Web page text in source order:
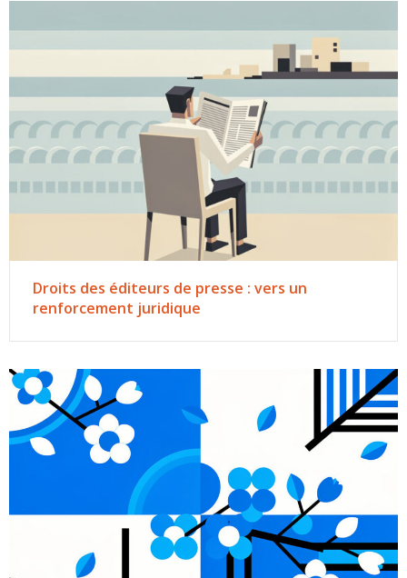
Droits des éditeurs de presse : vers un
renforcement juridique